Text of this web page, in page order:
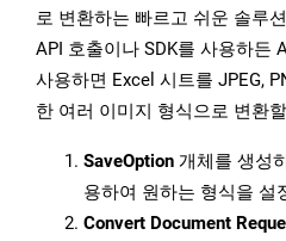
로 변환하는 빠르고 쉬운 솔루
API 호출이나 SDK를 사용하든
사용하면 Excel 시트를 JPEG,
한 여러 이미지 형식으로 변환
SaveOption 개체를 생성
용하여 원하는 형식을 설
Convert Document